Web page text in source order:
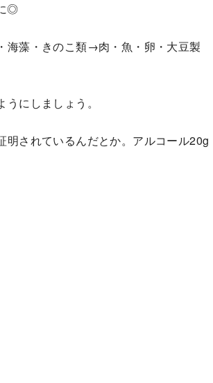
◎
海藻・きのこ類→肉・魚・卵・大豆製
にしましょう。
されているんだとか。アルコール20g